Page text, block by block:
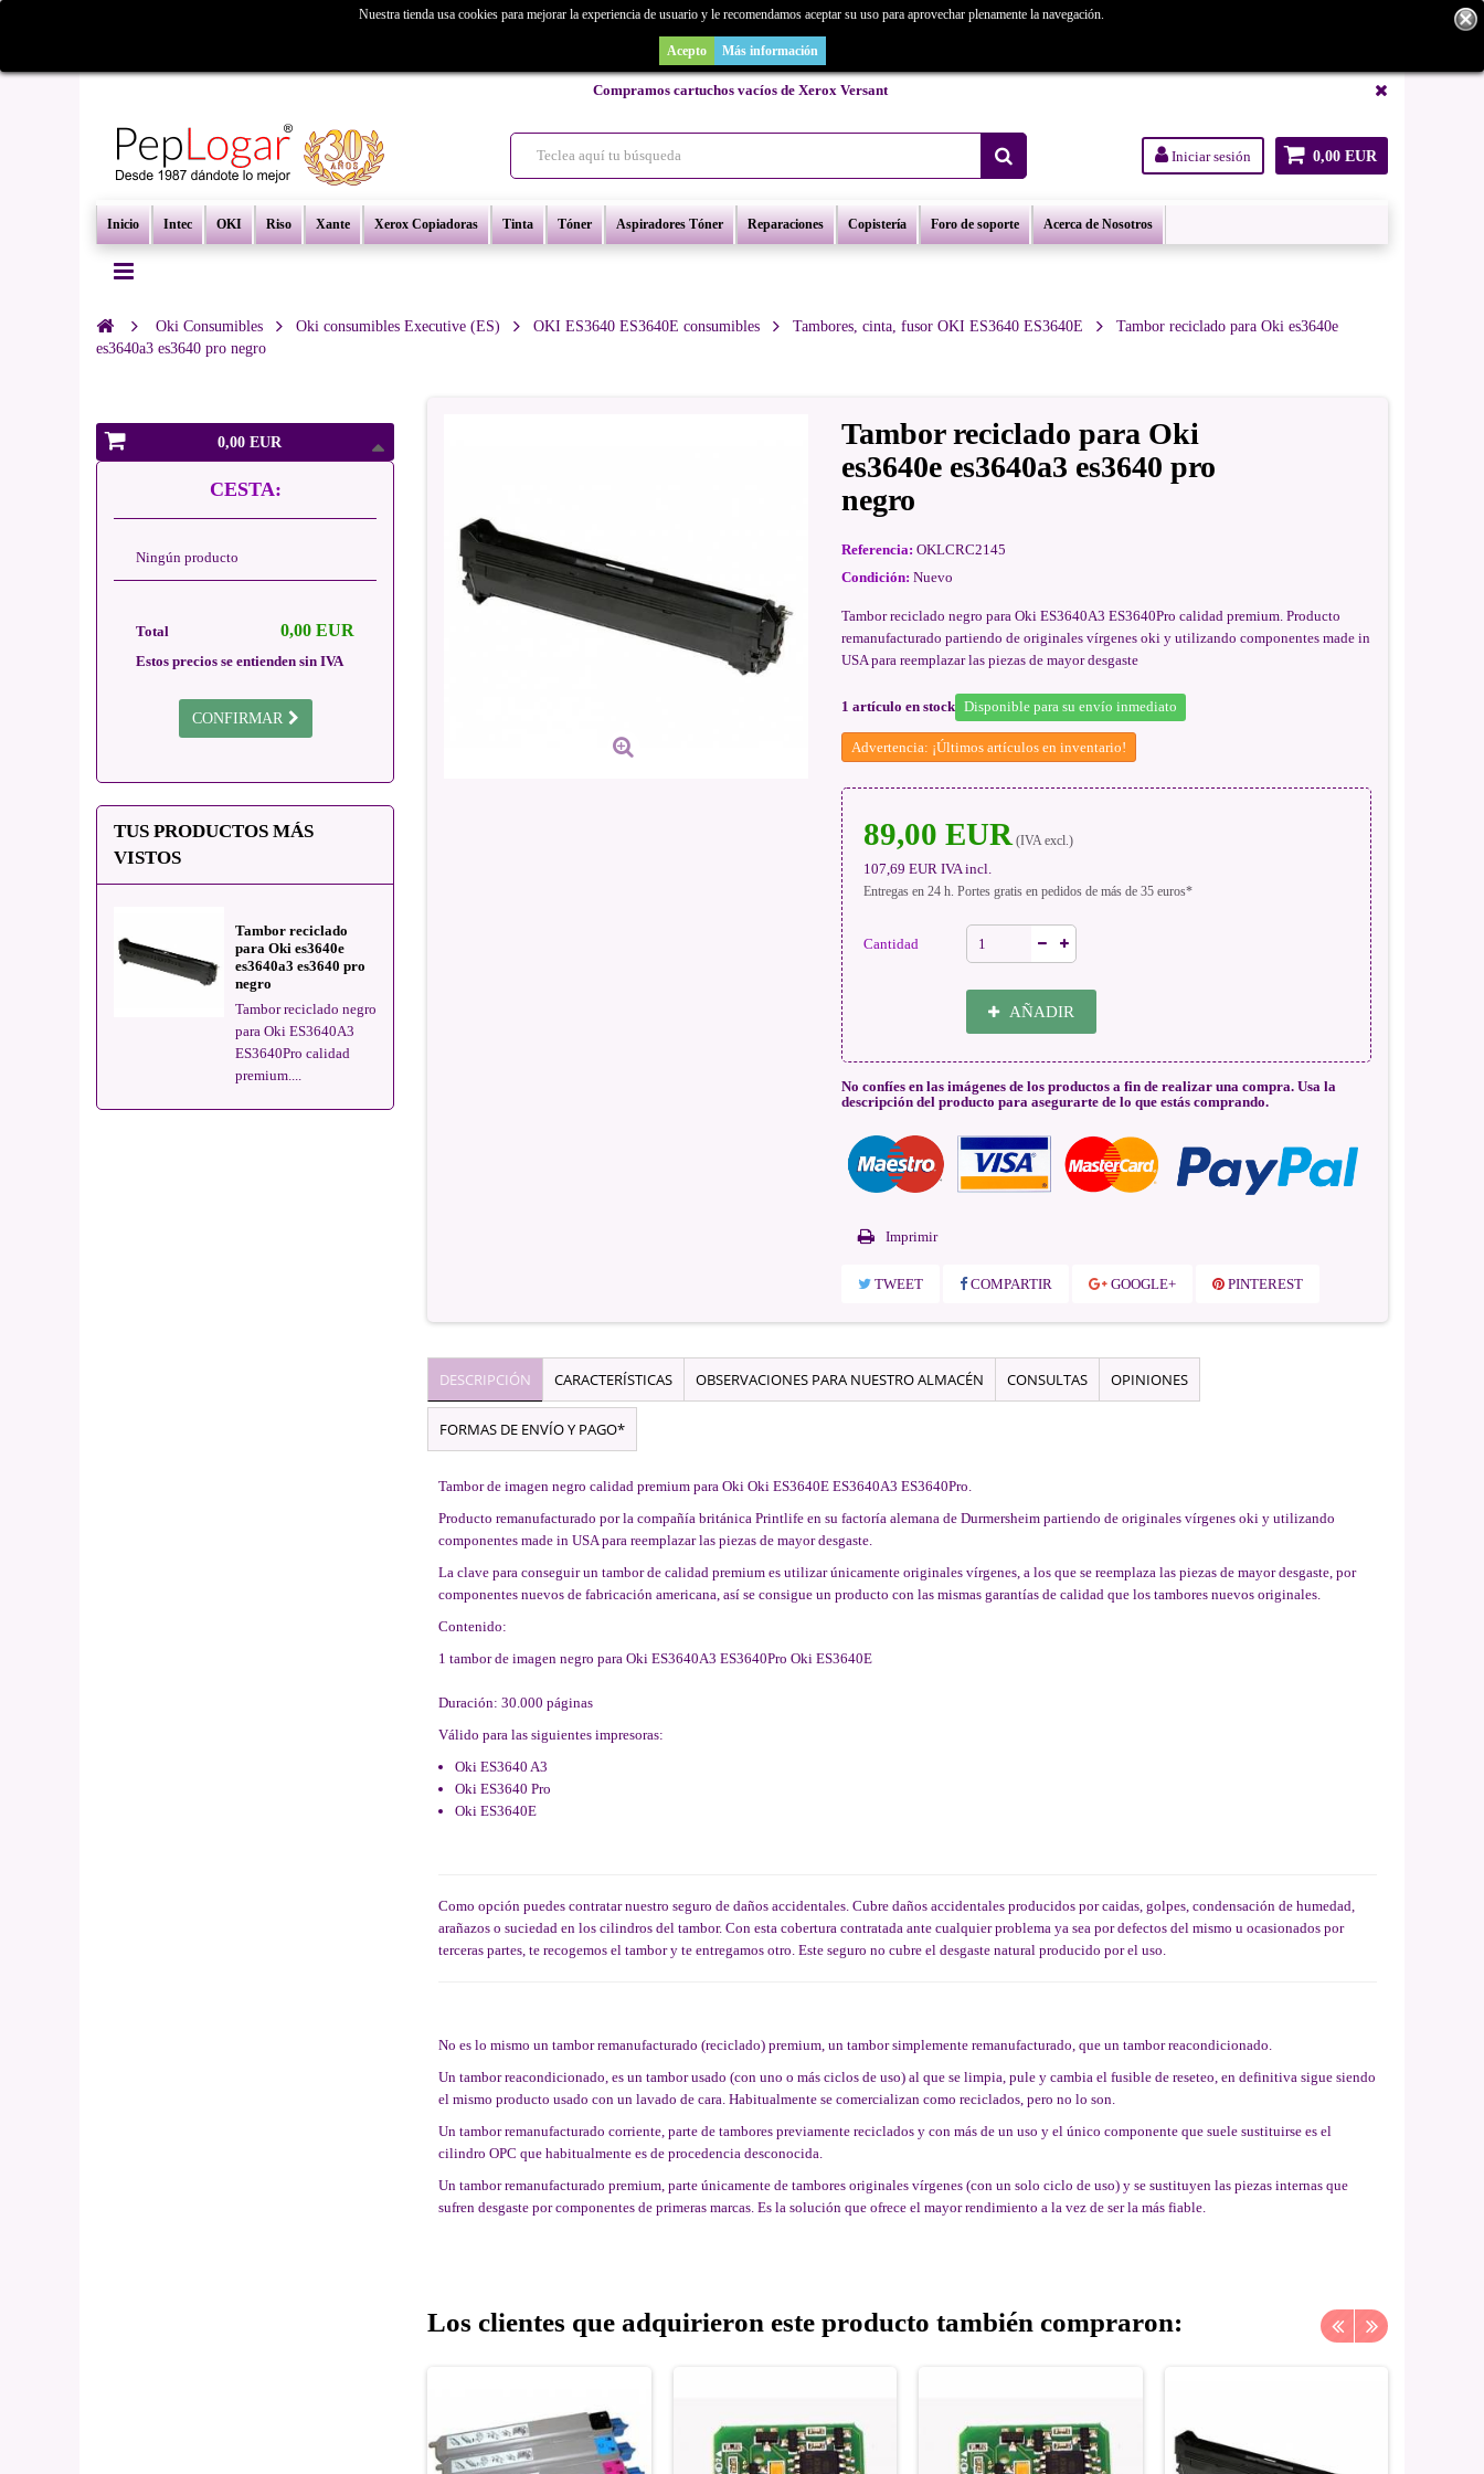
¿Buscas un repuesto de copiadora o buscas una de ocasión y no la encuentras? Consúltanos.
Compramos cartuchos vacíos de Xerox Versant
0,00 EUR
Iniciar sesión
Inicio Intec OKI Riso Xante Xerox Copiadoras Tinta Tóner Aspiradores Tóner Reparaciones Copistería Foro de soporte Acerca de Nosotros
Nuestra tienda usa cookies para mejorar la experiencia de usuario y le recomendamos aceptar su uso para aprovechar plenamente la navegación.
Acepto Más información
Oki Consumibles Oki consumibles Executive (ES) OKI ES3640 ES3640E consumibles Tambores, cinta, fusor OKI ES3640 ES3640E
Tambor reciclado para Oki es3640e
es3640a3 es3640 pro negro
0,00 EUR
CESTA:
Ningún producto
0,00 EUR
Total
Estos precios se entienden sin IVA
CONFIRMAR
TUS PRODUCTOS MÁS
VISTOS
Tambor reciclado
para Oki es3640e
es3640a3 es3640 pro
negro
Tambor reciclado negro
para Oki ES3640A3
ES3640Pro calidad
premium....
Tambor reciclado para Oki
es3640e es3640a3 es3640 pro
negro
Referencia: OKLCRC2145
Condición: Nuevo
Tambor reciclado negro para Oki ES3640A3 ES3640Pro calidad premium. Producto
remanufacturado partiendo de originales vírgenes oki y utilizando componentes made in
USA para reemplazar las piezas de mayor desgaste
1 artículo en stock Disponible para su envío inmediato
Advertencia: ¡Últimos artículos en inventario!
89,00 EUR(IVA excl.)
107,69 EUR IVA incl.
Entregas en 24 h. Portes gratis en pedidos de más de 35 euros*
Cantidad
AÑADIR
No confíes en las imágenes de los productos a fin de realizar una compra. Usa la
descripción del producto para asegurarte de lo que estás comprando.
Imprimir
TWEET COMPARTIR GOOGLE+ PINTEREST
DESCRIPCIÓN CARACTERÍSTICAS OBSERVACIONES PARA NUESTRO ALMACÉN CONSULTAS OPINIONES
FORMAS DE ENVÍO Y PAGO*
Tambor de imagen negro calidad premium para Oki Oki ES3640E ES3640A3 ES3640Pro.
Producto remanufacturado por la compañía británica Printlife en su factoría alemana de Durmersheim partiendo de originales vírgenes oki y utilizando
componentes made in USA para reemplazar las piezas de mayor desgaste.
La clave para conseguir un tambor de calidad premium es utilizar únicamente originales vírgenes, a los que se reemplaza las piezas de mayor desgaste, por
componentes nuevos de fabricación americana, así se consigue un producto con las mismas garantías de calidad que los tambores nuevos originales.
Contenido:
1 tambor de imagen negro para Oki ES3640A3 ES3640Pro Oki ES3640E
Duración: 30.000 páginas
Válido para las siguientes impresoras:
Oki ES3640 A3
Oki ES3640 Pro
Oki ES3640E
Como opción puedes contratar nuestro seguro de daños accidentales. Cubre daños accidentales producidos por caidas, golpes, condensación de humedad,
arañazos o suciedad en los cilindros del tambor. Con esta cobertura contratada ante cualquier problema ya sea por defectos del mismo u ocasionados por
terceras partes, te recogemos el tambor y te entregamos otro. Este seguro no cubre el desgaste natural producido por el uso.
No es lo mismo un tambor remanufacturado (reciclado) premium, un tambor simplemente remanufacturado, que un tambor reacondicionado.
Un tambor reacondicionado, es un tambor usado (con uno o más ciclos de uso) al que se limpia, pule y cambia el fusible de reseteo, en definitiva sigue siendo
el mismo producto usado con un lavado de cara. Habitualmente se comercializan como reciclados, pero no lo son.
Un tambor remanufacturado corriente, parte de tambores previamente reciclados y con más de un uso y el único componente que suele sustituirse es el
cilindro OPC que habitualmente es de procedencia desconocida.
Un tambor remanufacturado premium, parte únicamente de tambores originales vírgenes (con un solo ciclo de uso) y se sustituyen las piezas internas que
sufren desgaste por componentes de primeras marcas. Es la solución que ofrece el mayor rendimiento a la vez de ser la más fiable.
Los clientes que adquirieron este producto también compraron: